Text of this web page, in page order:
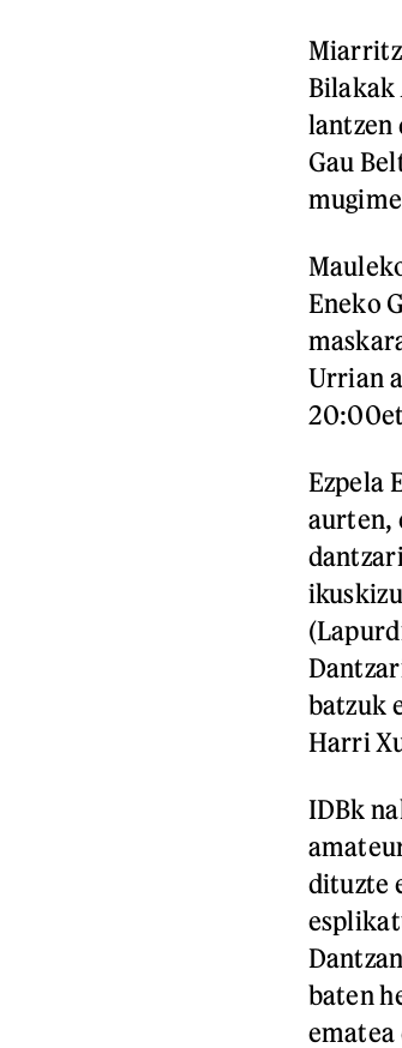
Bilakak
lantzen
Gau
Eneko
Urrian
Ezpela
aurten,
batzuk
Harri
IDBk
dituzte
baten
ematea